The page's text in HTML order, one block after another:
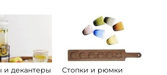
декантеры Стопки и рюмки